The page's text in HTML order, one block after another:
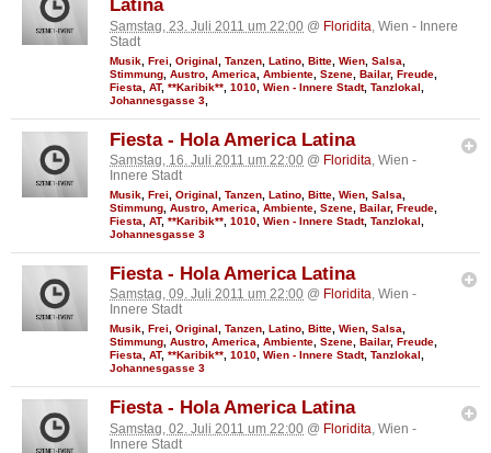
Latina
Samstag, 23. Juli 2011 um 22:00 @ Floridita , Wien - Innere
Stadt
Musik Frei Original Tanzen Latino Bitte Wien Salsa
Stimmung Austro America Ambiente Szene Bailar, Freude
Fiesta
AT, **Karibik** 1010 Wien - Innere Stadt, Tanzlokal
Johannesgasse 3
Fiesta - Hola America Latina
Samstag, 16. Juli 2011 um 22:00 @ Floridita, Wien -
Innere Stadt
Musik Frei Original Tanzen Latino Bitte Wien Salsa
Stimmung Austro America Ambiente Szene Bailar, Freude
Fiesta
AT, **Karibik** 1010 Wien - Innere Stadt, Tanzlokal
Johannesgasse 3
Fiesta - Hola America Latina
Samstag, 09. Juli 2011 um 22:00 @ Floridita, Wien -
Innere Stadt
Musik, Frei, Original , Tanzen, Latino, Bitte, Wien, Salsa,
Stimmung, Austro, America, Ambiente, Szene, Bailar, Freude,
Fiesta, AT, **Karibik**, 1010, Wien - Innere Stadt, Tanzlokal ,
Johannesgasse 3
Fiesta - Hola America Latina
Samstag, 02. Juli 2011 um 22:00 @ Floridita, Wien -
Innere Stadt